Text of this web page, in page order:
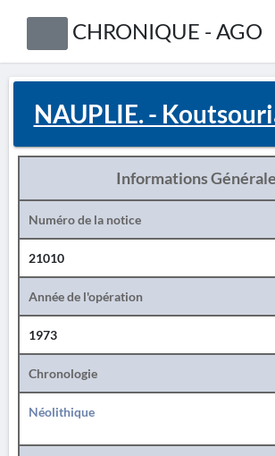
CHRONIQUE - AGO
NAUPLIE. -
Informations
Numéro de la notice
21010
Année de l'opération
1973
Chronologie
Néolithique